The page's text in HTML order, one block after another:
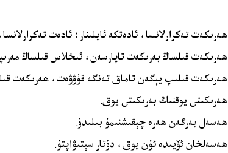
ھەرىكەت تەكرارلانسا، ئادەتكە ئايلىنار؛ ئادەت
ھەرىكەت قىلساڭ بەرىكەت تاپارسەن، ئىخلاس قىلساڭ
ھەرىكەت قىلىپ يېگەن تاماق تەنگە قۇۋۋەت، ھەرىكەت
ھەرىكىتى يوقنىڭ بەرىكىتى يوق.
ھەسەل بەرگەن ھەرە چېقىشنىمۇ بىلىدۇ.
ھەسەلخان ئۆيىدە ئۇن يوق، دۇتار سېتىۋاپتۇ.